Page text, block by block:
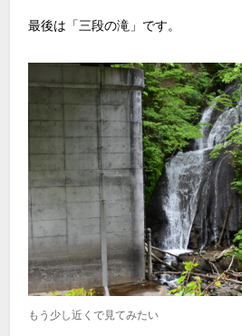
最後は「三段の滝」です。
もう少し近くで見てみたい